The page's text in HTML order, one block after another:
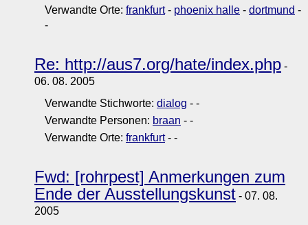
Verwandte Orte: frankfurt- phoenix halle - dortmund -
-
Re: http://aus7.org/hate/index.php -
06. 08. 2005
Verwandte Stichworte: dialog - -
Verwandte Personen: braan - -
Verwandte Orte: frankfurt- -
Fwd: [rohrpest] Anmerkungen zum
Ende der Ausstellungskunst - 07. 08.
2005